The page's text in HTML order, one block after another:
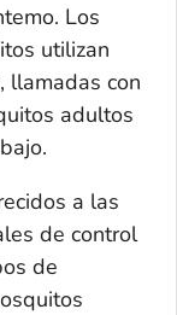
Los
utilizan
llamadas con
adultos
a las
de control
de